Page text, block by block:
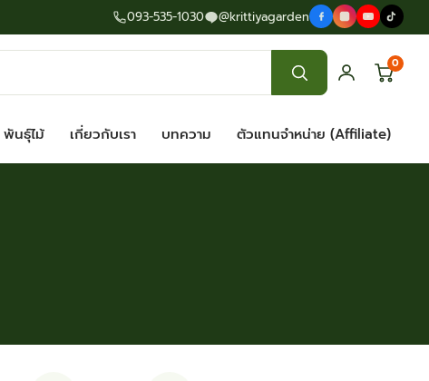
093-535-1030 @krittiyagarden
0
พันธุ์ไม้ เกี่ยวกับเรา บทความ ตัวแทนจำหน่าย (Affiliate)